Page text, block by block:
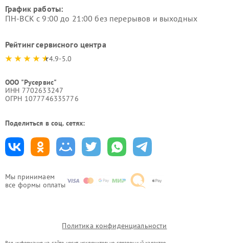
Мы принимаем
все формы оплаты
График работы:
ПН-ВСК с 9:00 до 21:00 без перерывов и выходных
Рейтинг сервисного центра
4.9-5.0
ООО "Русервис"
ИНН 7702633247
ОГРН 1077746335776
Поделиться в соц. сетях:
Политика конфиденциальности